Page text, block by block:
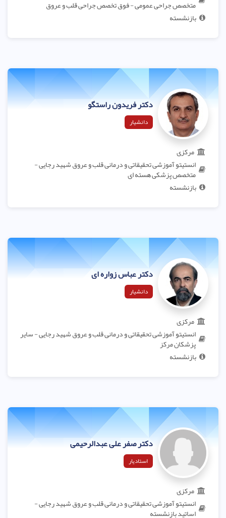
متخصص جراحی عمومی - فوق تخصص جراحی قلب و عروق
بازنشسته
دکتر فریدون راستگو
دانشیار
مرکزی
انستیتو آموزشی تحقیقاتی و درمانی قلب و عروق شهید رجایی -
متخصص پزشکی هسته ای
بازنشسته
دکتر عباس زواره ای
دانشیار
مرکزی
انستیتو آموزشی تحقیقاتی و درمانی قلب و عروق شهید رجایی - سایر
پزشکان مرکز
بازنشسته
دکتر صفر علی عبدالرحیمی
استادیار
مرکزی
انستیتو آموزشی تحقیقاتی و درمانی قلب و عروق شهید رجایی -
اساتید بازنشسته